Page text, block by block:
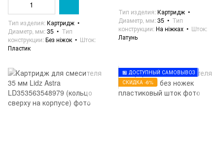
Тип изделия Картридж
Диаметр, мм 35
Тип
конструкции Без ніжок
Шток
Пластик
Тип изделия Картридж
Диаметр, мм 35
Тип
конструкции На ніжках
Шток
Латунь
🏪 ДОСТУПНЫЙ САМОВЫВОЗ
СКИДКА -6%